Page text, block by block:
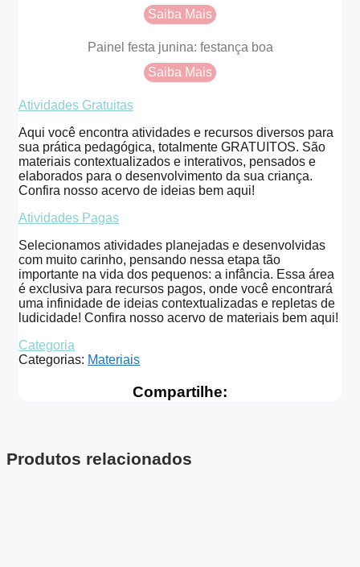
Saiba Mais
Painel festa junina: festança boa
Saiba Mais
Atividades Gratuitas
Aqui você encontra atividades e recursos diversos para
sua prática pedagógica, totalmente GRATUITOS. São
materiais contextualizados e interativos, pensados e
elaborados para o desenvolvimento da sua criança.
Confira nosso acervo de ideias bem aqui!
Atividades Pagas
Selecionamos atividades planejadas e desenvolvidas
com muito carinho, pensando nessa etapa tão
importante na vida dos pequenos: a infância. Essa área
é exclusiva para recursos pagos, onde você encontrará
uma infinidade de ideias contextualizadas e repletas de
ludicidade! Confira nosso acervo de materiais bem aqui!
Categoria
Categorias: Materiais
Compartilhe:
Produtos relacionados